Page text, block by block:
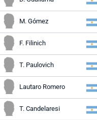
M. Gómez
F. Filinich
T. Paulovich
Lautaro Romero
T. Candelaresi